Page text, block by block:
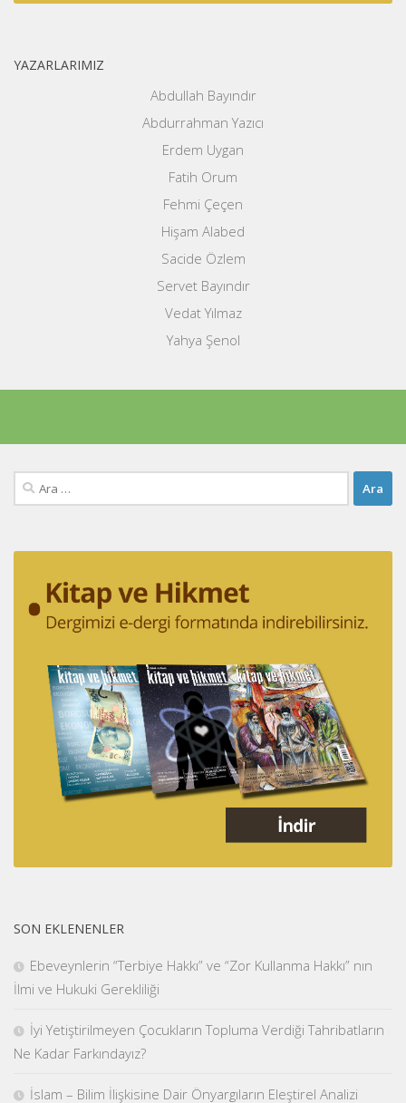
YAZARLARIMIZ
Abdullah Bayındır
Abdurrahman Yazıcı
Erdem Uygan
Fatih Orum
Fehmi Çeçen
Hişam Alabed
Sacide Özlem
Servet Bayındır
Vedat Yılmaz
Yahya Şenol
Arama:
SON EKLENENLER
Ebeveynlerin “Terbiye Hakkı” ve “Zor Kullanma Hakkı” nın
İlmi ve Hukuki Gerekliliği
İyi Yetiştirilmeyen Çocukların Topluma Verdiği Tahribatların
Ne Kadar Farkındayız?
İslam – Bilim İlişkisine Dair Önyargıların Eleştirel Analizi